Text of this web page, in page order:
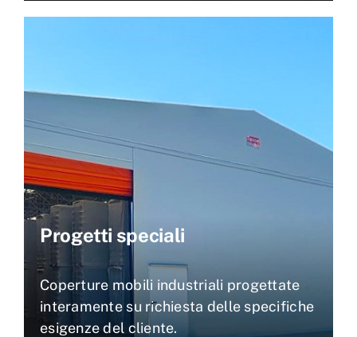
Progetti speciali
Coperture mobili industriali progettate
interamente su richiesta delle specifiche
esigenze del cliente.